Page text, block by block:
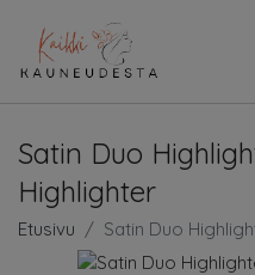
Satin Duo
Highlighter
Etusivu Satin Duo